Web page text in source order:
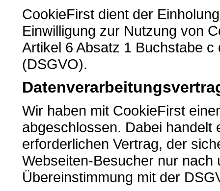
CookieFirst dient der
Einwilligung zur Nutzung von
Artikel 6 Absatz 1 Buchstabe
(DSGVO).
Wir haben mit CookieFirst
abgeschlossen. Dabei
erforderlichen Vertrag, der
Webseiten-Besucher nur nach
Übereinstimmung mit der